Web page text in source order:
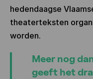
hedendaagse
theaterteksten
worden.
Meer nog
geeft het